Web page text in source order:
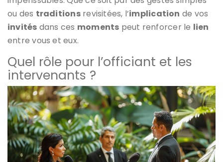
ou des traditionsrevisitées, l’implication de vos
invités dans ces moments peut renforcer le lien
entre vous et eux.
Quel rôle pour l’officiant et les
intervenants ?